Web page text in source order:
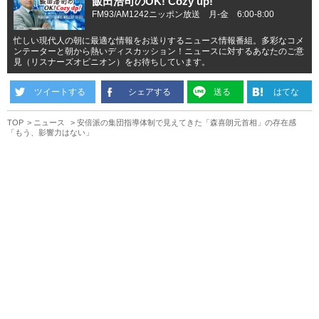
FM93/AM1242ニッポン放送 月-金 6:00-8:00
忙しい現代人の朝に最適な情報をお送りするニュース情報番組。多彩なコメ
ンテーターと朝から熱いディスカッション！ニュースに対するあなたのご意
見（リスナーズオピニオン）をお待ちしています。
ツイートする シェアする 送る はてな
TOP ニュース
安倍派の集団指導体制で見えてきた「森喜朗元首相」の存在感
「もう、影響力はない」